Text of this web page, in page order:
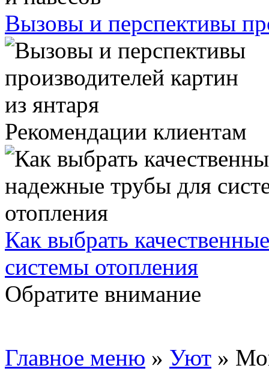
Вызовы и перспективы
Рекомендации клиентам
Как выбрать
системы отопления
Обратите внимание
Главное меню » Уют »